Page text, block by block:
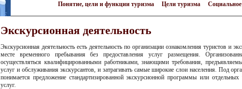
Понятие, цели и функции туризма Цели туризма
Экскурсионная деятельность
Экскурсионная деятельность есть деятельность по организации ознакомления туристов и
месте временного пребывания без предоставления услуг размещения.
осуществляться квалифицированными работниками, знающими требования,
услуг и обслуживания экскурсантов, и затрагивать самые широкие слои населения. Под
понимается предложение стандартизированной экскурсионной программы или отдельных
услуг.